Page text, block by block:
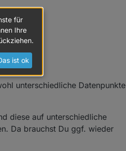
unterschiedliche Datenpunkte
diese auf unterschiedliche
Da brauchst Du ggf. wieder
für
Ihre
ist ok